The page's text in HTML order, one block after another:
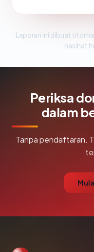
Laporan ini dibuat
nasihat
Periksa
dalam
Tanpa pendaftaran.